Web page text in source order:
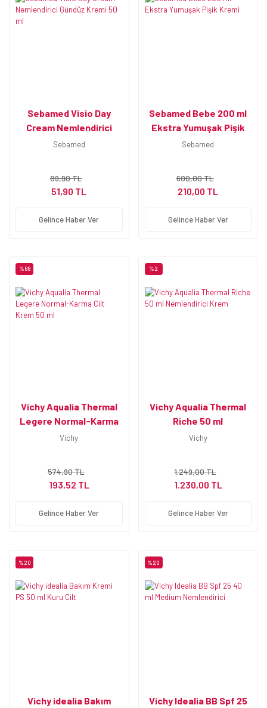
Sebamed Visio Day
Cream Nemlendirici
Gündüz Kremi 50 ml
Sebamed
89,90 TL
51,90 TL
Gelince Haber Ver
Sebamed Bebe 200 ml
Ekstra Yumuşak Pişik
Kremi
Sebamed
600,00 TL
210,00 TL
Gelince Haber Ver
%66
Vichy Aqualia Thermal
Legere Normal-Karma
Cilt Krem 50 ml
Vichy
574,90 TL
193,52 TL
Gelince Haber Ver
%2
Vichy Aqualia Thermal
Riche 50 ml
Nemlendirici Krem
Vichy
1.249,00 TL
1.230,00 TL
Gelince Haber Ver
%20
Vichy idealia Bakım
%20
Vichy Idealia BB Spf 25